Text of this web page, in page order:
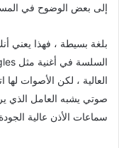
إلى بعض الوضوح في
بلغة بسيطة ، فهذا
العالية ، لكن الأصوات
صوتي يشبه العامل الذي
سماعات الأذن عالية